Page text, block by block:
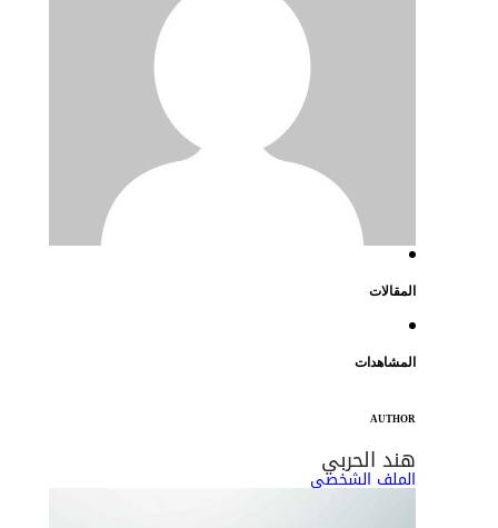
المقالات
المشاهدات
AUTHOR
هند الحربي
الملف الشخصي